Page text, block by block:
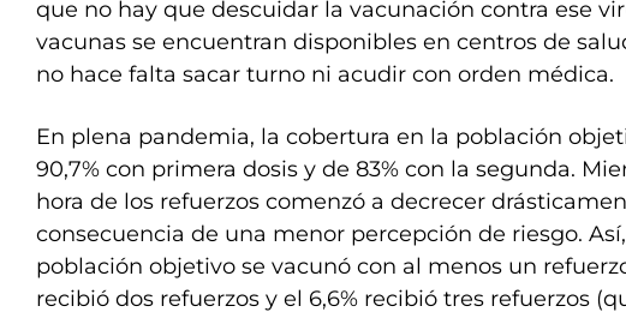
que no hay que descuidar la vacunación contra ese
vacunas se encuentran disponibles en centros de
no hace falta sacar turno ni acudir con orden médica.
En plena pandemia, la cobertura en la población
90,7% con primera dosis y de 83% con la segunda.
hora de los refuerzos comenzó a decrecer
consecuencia de una menor percepción de riesgo.
población objetivo se vacunó con al menos un
recibió dos refuerzos y el 6,6% recibió tres refuerzos